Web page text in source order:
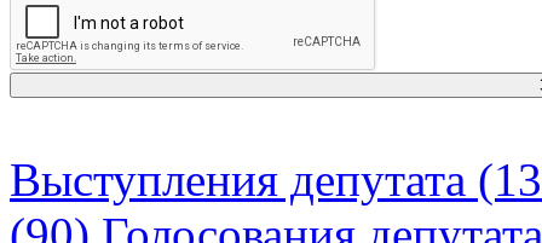
Выступления депутата